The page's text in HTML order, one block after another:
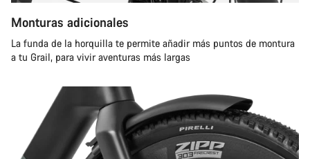
Monturas adicionales
La funda de la horquilla te permite añadir más puntos de montura
a tu Grail, para vivir aventuras más largas